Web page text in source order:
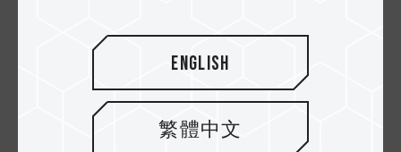
English
繁體中文